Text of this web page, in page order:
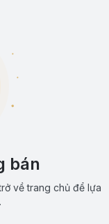
bán
về trang chủ để lựa